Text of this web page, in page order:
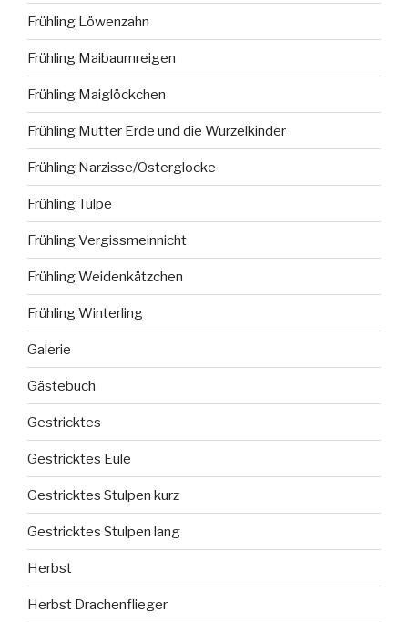
Frühling Löwenzahn
Frühling Maibaumreigen
Frühling Maiglöckchen
Frühling Mutter Erde und die Wurzelkinder
Frühling Narzisse/Osterglocke
Frühling Tulpe
Frühling Vergissmeinnicht
Frühling Weidenkätzchen
Frühling Winterling
Galerie
Gästebuch
Gestricktes
Gestricktes Eule
Gestricktes Stulpen kurz
Gestricktes Stulpen lang
Herbst
Herbst Drachenflieger